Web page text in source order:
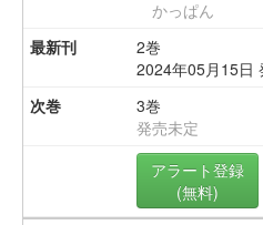
かっぱん
2巻
2024年05月15日
3巻
発売未定
アラート登録
(無料)